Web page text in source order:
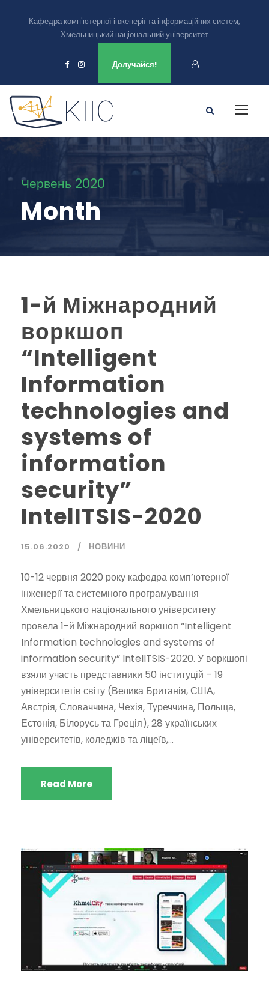
Кафедра комп'ютерної інженерії та інформаційних систем,
Хмельницький національний університет
Долучайся!
Червень 2020
Month
1-й Міжнародний
воркшоп
“Intelligent
Information
technologies and
systems of
information
security”
IntelITSIS-2020
15.06.2020 НОВИНИ
10-12 червня 2020 року кафедра комп’ютерної
інженерії та системного програмування
Хмельницького національного університету
провела 1-й Міжнародний воркшоп “Intelligent
Information technologies and systems of
information security” IntelITSIS-2020. У воркшопі
взяли участь представники 50 інституцій – 19
університетів світу (Велика Британія, США,
Австрія, Словаччина, Чехія, Туреччина, Польща,
Естонія, Білорусь та Греція), 28 українських
університетів, коледжів та ліцеїв,...
Read More